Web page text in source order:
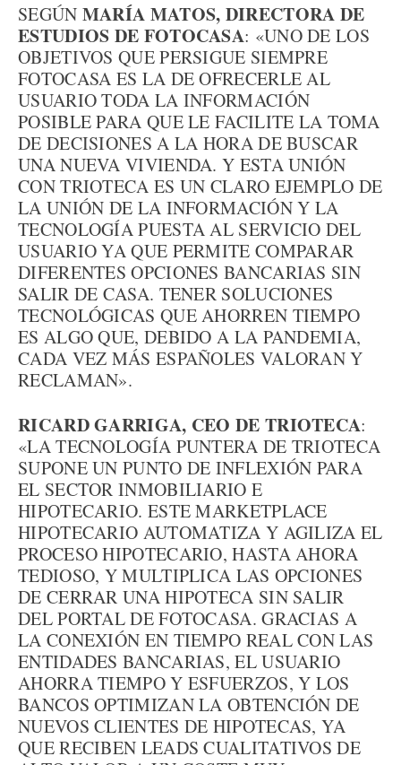
SEGÚN MARÍA MATOS, DIRECTORA DE
ESTUDIOS DE FOTOCASA: «UNO DE LOS
OBJETIVOS QUE PERSIGUE SIEMPRE
FOTOCASA ES LA DE OFRECERLE AL
USUARIO TODA LA INFORMACIÓN
POSIBLE PARA QUE LE FACILITE LA TOMA
DE DECISIONES A LA HORA DE BUSCAR
UNA NUEVA VIVIENDA. Y ESTA UNIÓN
CON TRIOTECA ES UN CLARO EJEMPLO DE
LA UNIÓN DE LA INFORMACIÓN Y LA
TECNOLOGÍA PUESTA AL SERVICIO DEL
USUARIO YA QUE PERMITE COMPARAR
DIFERENTES OPCIONES BANCARIAS SIN
SALIR DE CASA. TENER SOLUCIONES
TECNOLÓGICAS QUE AHORREN TIEMPO
ES ALGO QUE, DEBIDO A LA PANDEMIA,
CADA VEZ MÁS ESPAÑOLES VALORAN Y
RECLAMAN».
RICARD GARRIGA, CEO DE TRIOTECA:
«LA TECNOLOGÍA PUNTERA DE TRIOTECA
SUPONE UN PUNTO DE INFLEXIÓN PARA
EL SECTOR INMOBILIARIO E
HIPOTECARIO. ESTE MARKETPLACE
HIPOTECARIO AUTOMATIZA Y AGILIZA EL
PROCESO HIPOTECARIO, HASTA AHORA
TEDIOSO, Y MULTIPLICA LAS OPCIONES
DE CERRAR UNA HIPOTECA SIN SALIR
DEL PORTAL DE FOTOCASA. GRACIAS A
LA CONEXIÓN EN TIEMPO REAL CON LAS
ENTIDADES BANCARIAS, EL USUARIO
AHORRA TIEMPO Y ESFUERZOS, Y LOS
BANCOS OPTIMIZAN LA OBTENCIÓN DE
NUEVOS CLIENTES DE HIPOTECAS, YA
QUE RECIBEN LEADS CUALITATIVOS DE